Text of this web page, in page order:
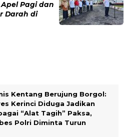
Pagi dan
Darah di
Kentang Berujung Borgol:
Kerinci Diduga Jadikan
“Alat Tagih” Paksa,
Polri Diminta Turun